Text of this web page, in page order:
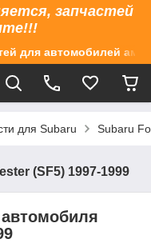
запчастей
для автомобилей
для Subaru Subaru
(SF5) 1997-1999